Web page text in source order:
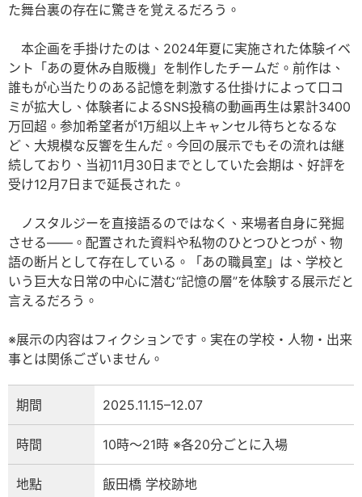
た舞台裏の存在に驚きを覚えるだろう。
本企画を手掛けたのは、2024年夏に実施された体験イベ
ント「あの夏休み自販機」を制作したチームだ。前作は、
誰もが心当たりのある記憶を刺激する仕掛けによって口コ
ミが拡大し、体験者によるSNS投稿の動画再生は累計3400
万回超。参加希望者が1万組以上キャンセル待ちとなるな
ど、大規模な反響を生んだ。今回の展示でもその流れは継
続しており、当初11月30日までとしていた会期は、好評を
受け12月7日まで延長された。
ノスタルジーを直接語るのではなく、来場者自身に発掘
させる——。配置された資料や私物のひとつひとつが、物
語の断片として存在している。「あの職員室」は、学校と
いう巨大な日常の中心に潜む“記憶の層”を体験する展示だと
言えるだろう。
※展示の内容はフィクションです。実在の学校・人物・出来
事とは関係ございません。
期間 2025.11.15–12.07
時間 10時～21時 ※各20分ごとに入場
地點 飯田橋 学校跡地